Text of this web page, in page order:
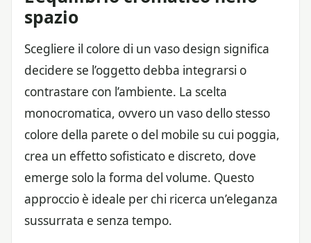
spazio
Scegliere il colore di un vaso design significa
decidere se l’oggetto debba integrarsi o
contrastare con l’ambiente. La scelta
monocromatica, ovvero un vaso dello stesso
colore della parete o del mobile su cui poggia,
crea un effetto sofisticato e discreto, dove
emerge solo la forma del volume. Questo
approccio è ideale per chi ricerca un’eleganza
sussurrata e senza tempo.